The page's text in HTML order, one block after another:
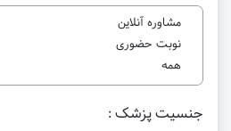
مشاوره آنلاین
نوبت حضوری
همه
جنسیت پزشک :